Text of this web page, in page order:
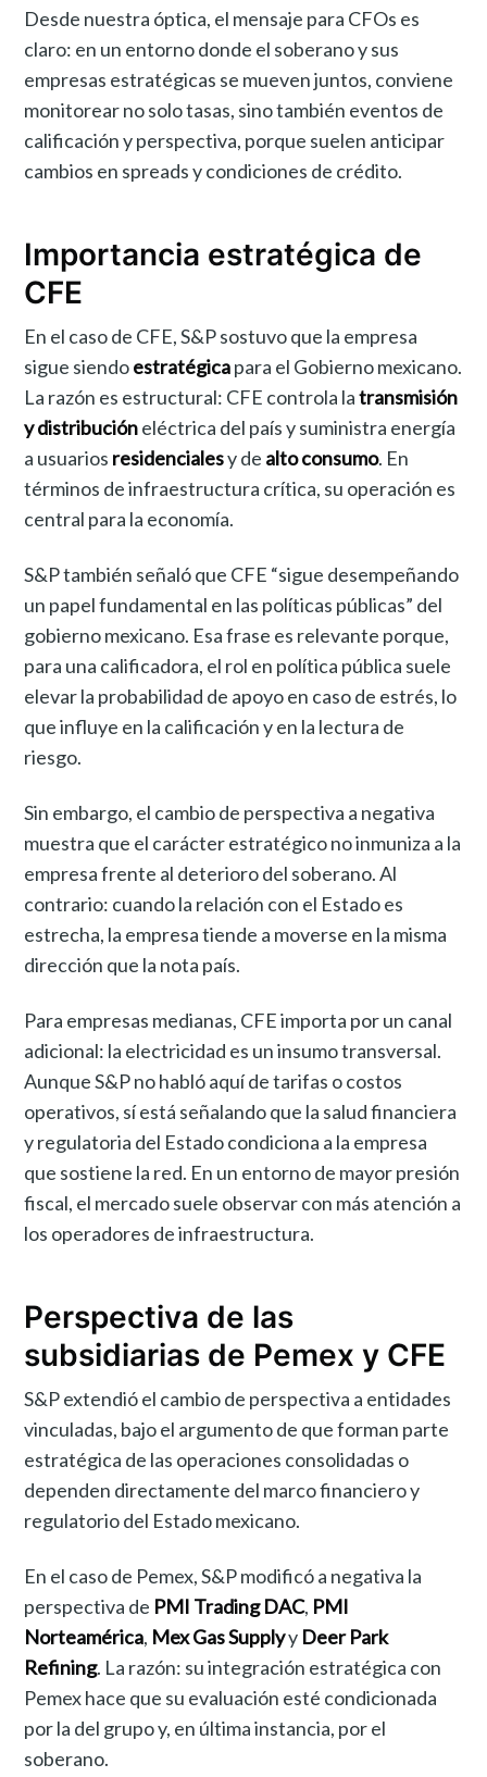
Desde nuestra óptica, el mensaje para CFOs es
claro: en un entorno donde el soberano y sus
empresas estratégicas se mueven juntos, conviene
monitorear no solo tasas, sino también eventos de
calificación y perspectiva, porque suelen anticipar
cambios en spreads y condiciones de crédito.
Importancia estratégica de
CFE
En el caso de CFE, S&P sostuvo que la empresa
sigue siendoestratégicapara el Gobierno mexicano.
La razón es estructural: CFE controla latransmisión
y distribucióneléctrica del país y suministra energía
a usuarios residencialesy de alto consumo. En
términos de infraestructura crítica, su operación es
central para la economía.
S&P también señaló que CFE “sigue desempeñando
un papel fundamental en las políticas públicas” del
gobierno mexicano. Esa frase es relevante porque,
para una calificadora, el rol en política pública suele
elevar la probabilidad de apoyo en caso de estrés, lo
que influye en la calificación y en la lectura de
riesgo.
Sin embargo, el cambio de perspectiva a negativa
muestra que el carácter estratégico no inmuniza a la
empresa frente al deterioro del soberano. Al
contrario: cuando la relación con el Estado es
estrecha, la empresa tiende a moverse en la misma
dirección que la nota país.
Para empresas medianas, CFE importa por un canal
adicional: la electricidad es un insumo transversal.
Aunque S&P no habló aquí de tarifas o costos
operativos, sí está señalando que la salud financiera
y regulatoria del Estado condiciona a la empresa
que sostiene la red. En un entorno de mayor presión
fiscal, el mercado suele observar con más atención a
los operadores de infraestructura.
Perspectiva de las
subsidiarias de Pemex y CFE
S&P extendió el cambio de perspectiva a entidades
vinculadas, bajo el argumento de que forman parte
estratégica de las operaciones consolidadas o
dependen directamente del marco financiero y
regulatorio del Estado mexicano.
En el caso de Pemex, S&P modificó a negativa la
perspectiva de PMI Trading DAC, PMI
Norteamérica, Mex Gas Supplyy Deer Park
Refining. La razón: su integración estratégica con
Pemex hace que su evaluación esté condicionada
por la del grupo y, en última instancia, por el
soberano.